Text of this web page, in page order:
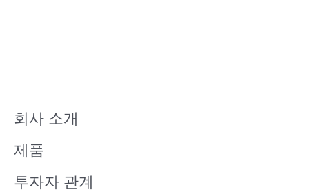
회사 소개
제품
투자자 관계